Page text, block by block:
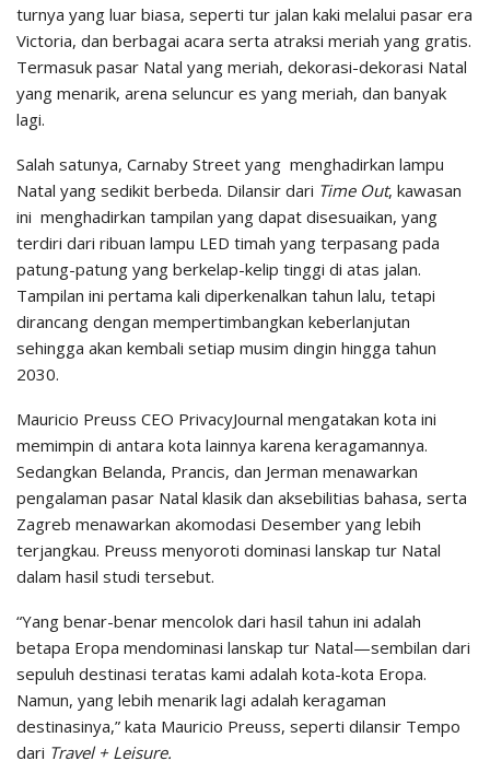
turnya yang luar biasa, seperti tur jalan kaki melalui pasar era
Victoria, dan berbagai acara serta atraksi meriah yang gratis.
Termasuk pasar Natal yang meriah, dekorasi-dekorasi Natal
yang menarik, arena seluncur es yang meriah, dan banyak
lagi.
Salah satunya, Carnaby Street yang menghadirkan lampu
Natal yang sedikit berbeda. Dilansir dari Time Out, kawasan
ini menghadirkan tampilan yang dapat disesuaikan, yang
terdiri dari ribuan lampu LED timah yang terpasang pada
patung-patung yang berkelap-kelip tinggi di atas jalan.
Tampilan ini pertama kali diperkenalkan tahun lalu, tetapi
dirancang dengan mempertimbangkan keberlanjutan
sehingga akan kembali setiap musim dingin hingga tahun
2030.
Mauricio Preuss CEO PrivacyJournal mengatakan kota ini
memimpin di antara kota lainnya karena keragamannya.
Sedangkan Belanda, Prancis, dan Jerman menawarkan
pengalaman pasar Natal klasik dan aksebilitias bahasa, serta
Zagreb menawarkan akomodasi Desember yang lebih
terjangkau. Preuss menyoroti dominasi lanskap tur Natal
dalam hasil studi tersebut.
“Yang benar-benar mencolok dari hasil tahun ini adalah
betapa Eropa mendominasi lanskap tur Natal—sembilan dari
sepuluh destinasi teratas kami adalah kota-kota Eropa.
Namun, yang lebih menarik lagi adalah keragaman
destinasinya,” kata Mauricio Preuss, seperti dilansir Tempo
dari Travel + Leisure.